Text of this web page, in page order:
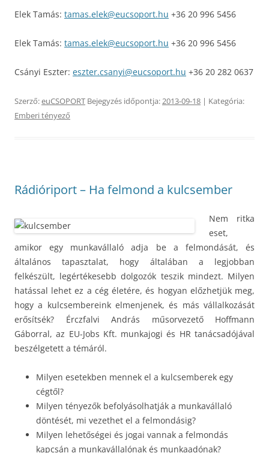
Elek Tamás: tamas.elek@eucsoport.hu +36 20 996 5456
Elek Tamás: tamas.elek@eucsoport.hu +36 20 996 5456
Csányi Eszter: eszter.csanyi@eucsoport.hu +36 20 282 0637
Szerző:euCSOPORT Bejegyzés időpontja:2013-09-18 | Kategória:
Emberi tényező
Rádióriport – Ha felmond a kulcsember
Nem ritka
eset,
amikor egy munkavállaló adja be a felmondását, és
általános tapasztalat, hogy általában a legjobban
felkészült, legértékesebb dolgozók teszik mindezt. Milyen
hatással lehet ez a cég életére, és hogyan előzhetjük meg,
hogy a kulcsembereink elmenjenek, és más vállalkozását
erősítsék? Érczfalvi András műsorvezető Hoffmann
Gáborral, az EU-Jobs Kft. munkajogi és HR tanácsadójával
beszélgetett a témáról.
Milyen esetekben mennek el a kulcsemberek egy
cégtől?
Milyen tényezők befolyásolhatják a munkavállaló
döntését, mi vezethet el a felmondásig?
Milyen lehetőségei és jogai vannak a felmondás
kapcsán a munkavállalónak és munkaadónak?